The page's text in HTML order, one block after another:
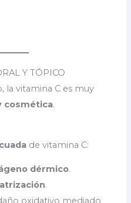
Y TÓPICO
la vitamina C es muy
cosmética.
de vitamina C:
dérmico.
.